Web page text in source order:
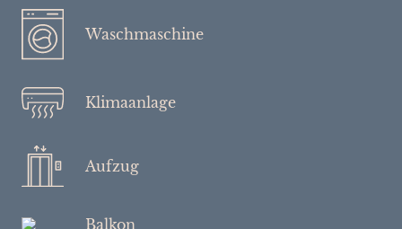
Waschmaschine
Klimaanlage
Aufzug
Balkon